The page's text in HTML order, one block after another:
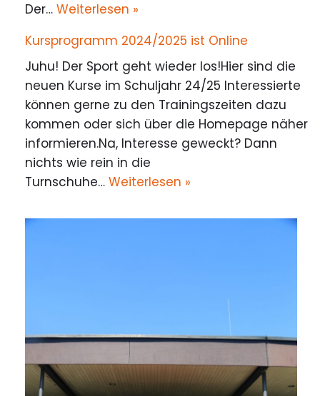
Der… Weiterlesen »
Kursprogramm 2024/2025 ist Online
Juhu! Der Sport geht wieder los!Hier sind die
neuen Kurse im Schuljahr 24/25 Interessierte
können gerne zu den Trainingszeiten dazu
kommen oder sich über die Homepage näher
informieren.Na, Interesse geweckt? Dann
nichts wie rein in die
Turnschuhe… Weiterlesen »